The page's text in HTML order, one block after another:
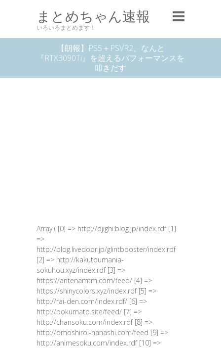
まとめちゃん速報
いろいろまとめます！
【朗報】PS5＋PSVR2、なんと
『RTX3090Ti』を超えるパフォーマンスを
叩きだす
Array ( [0] => http://ojighi.blog.jp/index.rdf [1]
=>
http://blog.livedoor.jp/glintbooster/index.rdf
[2] => http://kakutoumania-
sokuhou.xyz/index.rdf [3] =>
https://antenamtm.com/feed/ [4] =>
https://shinycolors.xyz/index.rdf [5] =>
http://rai-den.com/index.rdf/ [6] =>
http://bokumato.site/feed/ [7] =>
http://chansoku.com/index.rdf [8] =>
http://omoshiroi-hanashi.com/feed [9] =>
http://animesoku.com/index.rdf [10] =>